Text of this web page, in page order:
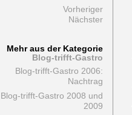
Vorheriger
Nächster
Mehr aus der Kategorie
Blog-trifft-Gastro
Blog-trifft-Gastro 2006:
Nachtrag
Blog-trifft-Gastro 2008 und
2009